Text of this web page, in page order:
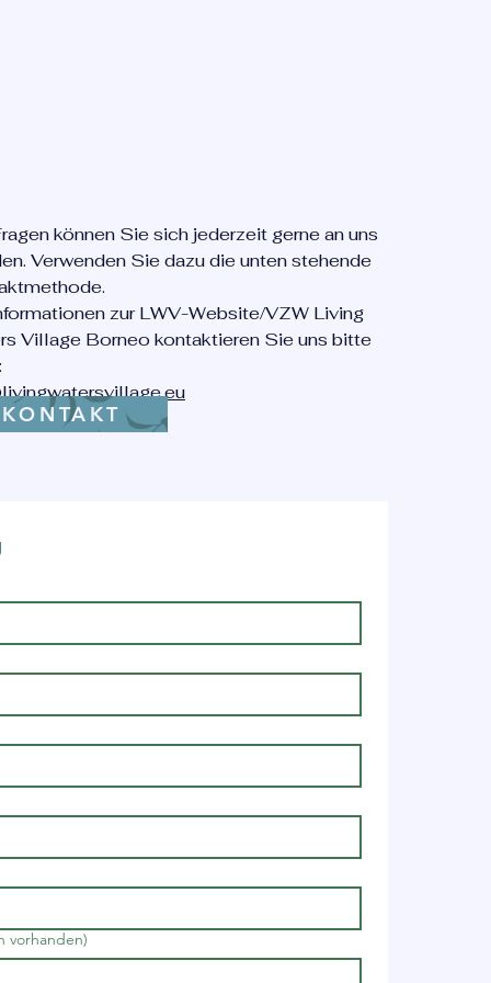
können Sie sich jederzeit gerne an uns
Verwenden Sie dazu die unten stehende
zur LWV-Website/VZW Living
Village Borneo kontaktieren Sie uns bitte
KONTAKT
vorhanden)